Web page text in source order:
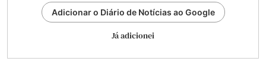
Adicionar o Diário de Notícias ao Google
Já adicionei